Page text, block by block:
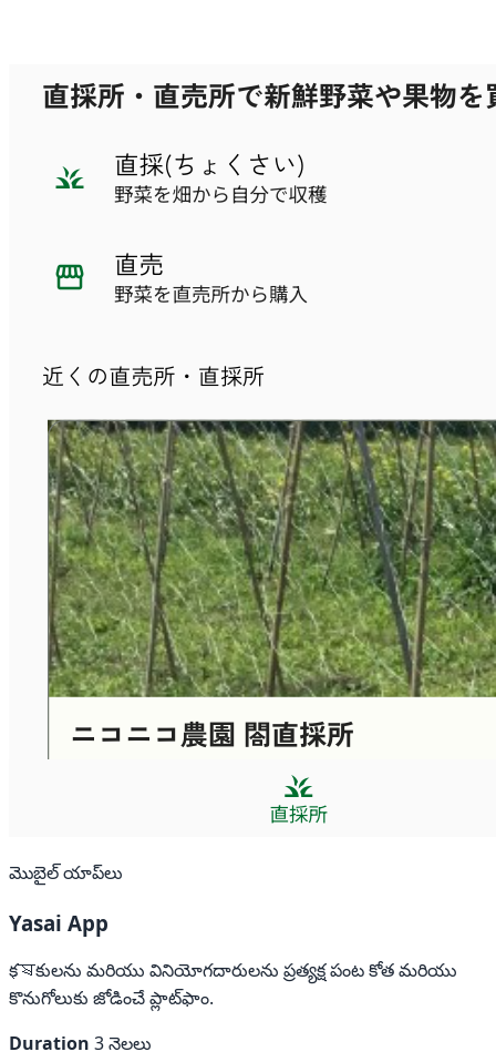
మొబైల్ యాప్‌లు
Yasai App
కৃষకులను మరియు వినియోగదారులను ప్రత్యక్ష పంట కోత మరియు
కొనుగోలుకు జోడించే ప్లాట్‌ఫాం.
Duration 3 నెలలు